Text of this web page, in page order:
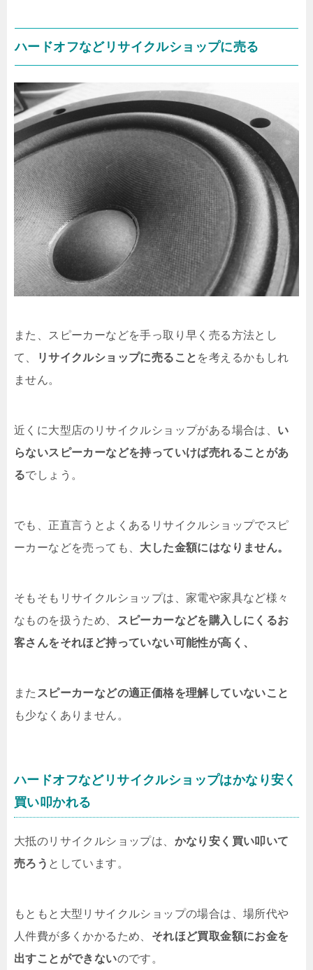
ハードオフなどリサイクルショップに売る
また、スピーカーなどを手っ取り早く売る方法とし
て、
リサイクルショップに売ること を考えるかもしれ
ません。
近くに大型店のリサイクルショップがある場合は、 い
らないスピーカーなどを持っていけば売れることがあ
るでしょう。
でも、正直言うとよくあるリサイクルショップでスピ
ーカーなどを売っても、 大した金額にはなりません。
そもそもリサイクルショップは、家電や家具など様々
なものを扱うため、
スピーカーなどを購入しにくるお
客さんをそれほど持っていない可能性が高く、
また スピーカーなどの適正価格を理解していないこと
も少なくありません。
ハードオフなどリサイクルショップはかなり安く
買い叩かれる
大抵のリサイクルショップは、 かなり安く買い叩いて
売ろう としています。
もともと大型リサイクルショップの場合は、場所代や
人件費が多くかかるため、 それほど買取金額にお金を
出すことができないのです。